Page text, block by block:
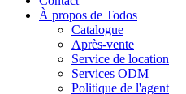
À propos de Todos
Catalogue
Après-vente
Service de location
Services ODM
Politique de l'agent